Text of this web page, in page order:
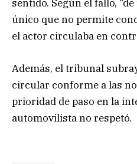
sentido. Según el fallo,
único que no permite
el actor circulaba en
Además, el tribunal
circular conforme a las
prioridad de paso en la
automovilista no respetó.